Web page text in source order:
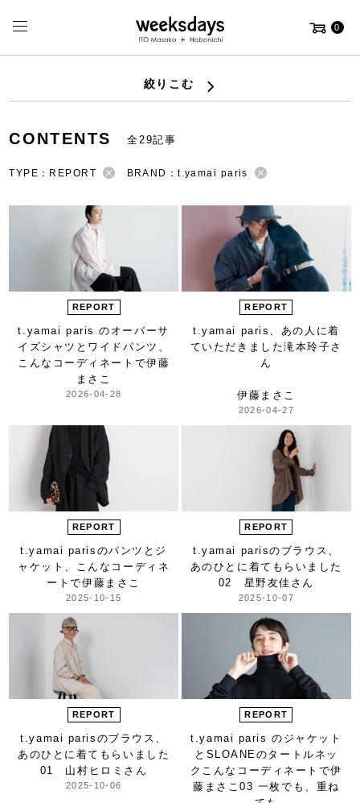
0
絞りこむ
CONTENTS 全29記事
TYPE：REPORT BRAND：t.yamai paris
REPORT
t.yamai paris の オーバーサ
イズシャツと ワイドパンツ、
こんなコーディネートで伊藤
まさこ
2026-04-28
REPORT
t.yamai paris、 あの人に着
ていただきました滝本玲子さ
ん
伊藤まさこ
2026-04-27
REPORT
t.yamai parisのパンツとジ
ャケット、
こんなコーディネ
ートで伊藤まさこ
2025-10-15
REPORT
t.yamai parisのブラウス、
あのひとに着てもらいました
02 星野友佳さん
2025-10-07
REPORT
t.yamai parisのブラウス、
あのひとに着てもらいました
01 山村ヒロミさん
2025-10-06
REPORT
t.yamai paris のジャケット
と SLOANEのタートルネッ
ク こんなコーディネートで伊
藤まさこ03 一枚でも、重ね